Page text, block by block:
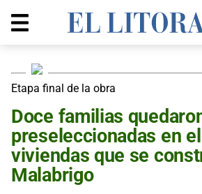
Etapa final de la obra
Doce familias
preseleccionadas en
viviendas que se
Malabrigo